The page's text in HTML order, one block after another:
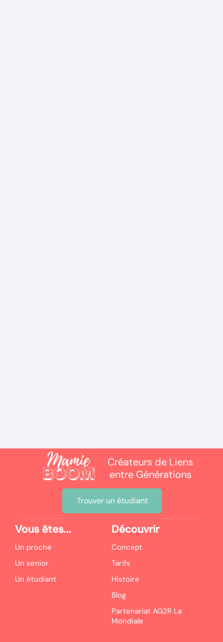
Créateurs de Liens
entre Générations
Trouver un étudiant
Vous êtes...
Un proche
Un senior
Un étudiant
Découvrir
Concept
Tarifs
Histoire
Blog
Partenariat AG2R La
Mondiale